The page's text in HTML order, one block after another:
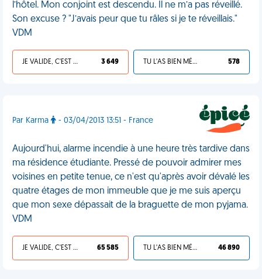
l’hôtel. Mon conjoint est descendu. Il ne m’a pas réveillé.
Son excuse ? "J’avais peur que tu râles si je te réveillais."
VDM
JE VALIDE, C'EST UNE VDM 3 649 TU L'AS BIEN MÉRITÉ 578
Par Karma - 03/04/2013 13:51 - France
Aujourd'hui, alarme incendie à une heure très tardive dans
ma résidence étudiante. Pressé de pouvoir admirer mes
voisines en petite tenue, ce n'est qu'après avoir dévalé les
quatre étages de mon immeuble que je me suis aperçu
que mon sexe dépassait de la braguette de mon pyjama.
VDM
JE VALIDE, C'EST UNE VDM 65 585 TU L'AS BIEN MÉRITÉ 46 890